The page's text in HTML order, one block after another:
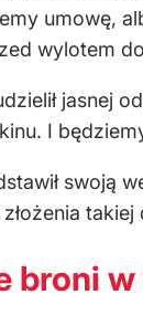
umowę,
wylotem
jasnej
I
swoją
broni